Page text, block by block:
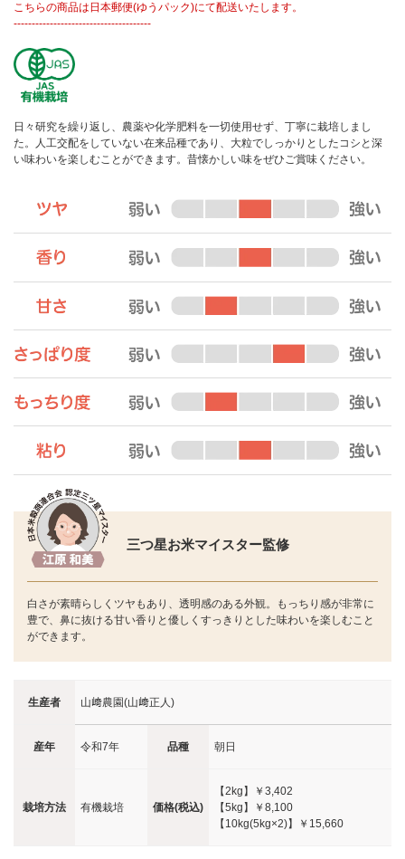
こちらの商品は日本郵便(ゆうパック)にて配送いたします。
--------------------------------------
日々研究を繰り返し、農薬や化学肥料を一切使用せず、丁寧に栽培しまし
た。人工交配をしていない在来品種であり、大粒でしっかりとしたコシと深
い味わいを楽しむことができます。昔懐かしい味をぜひご賞味ください。
三つ星お米マイスター監修
白さが素晴らしくツヤもあり、透明感のある外観。もっちり感が非常に
豊で、鼻に抜ける甘い香りと優しくすっきりとした味わいを楽しむこと
ができます。
生産者 山﨑農園(山﨑正人)
産年 令和7年 品種 朝日
栽培方法 有機栽培 価格(税込)
【2kg】
￥3,402
【5kg】
￥8,100
【10kg(5kg×2)】
￥15,660